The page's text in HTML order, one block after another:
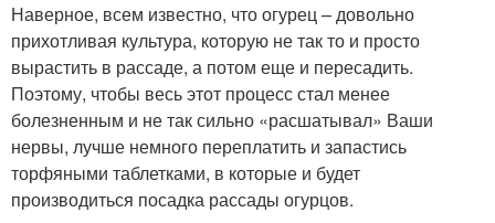
Наверное, всем известно, что огурец – довольно
прихотливая культура, которую не так то и просто
вырастить в рассаде, а потом еще и пересадить.
Поэтому, чтобы весь этот процесс стал менее
болезненным и не так сильно «расшатывал» Ваши
нервы, лучше немного переплатить и запастись
торфяными таблетками, в которые и будет
производиться посадка рассады огурцов.